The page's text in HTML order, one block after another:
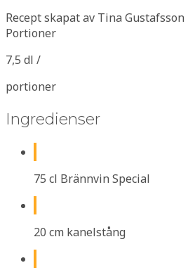
Recept skapat av Tina Gustafsson
Portioner
7,5 dl /
portioner
Ingredienser
75 cl Brännvin Special
20 cm kanelstång